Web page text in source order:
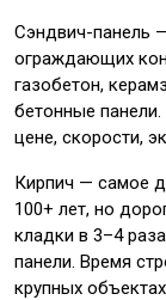
Сэндвич-панель
ограждающих
газобетон,
бетонные
цене, скорости,
Кирпич — самое
100+ лет, но
кладки в 3–4
панели. Время
крупных